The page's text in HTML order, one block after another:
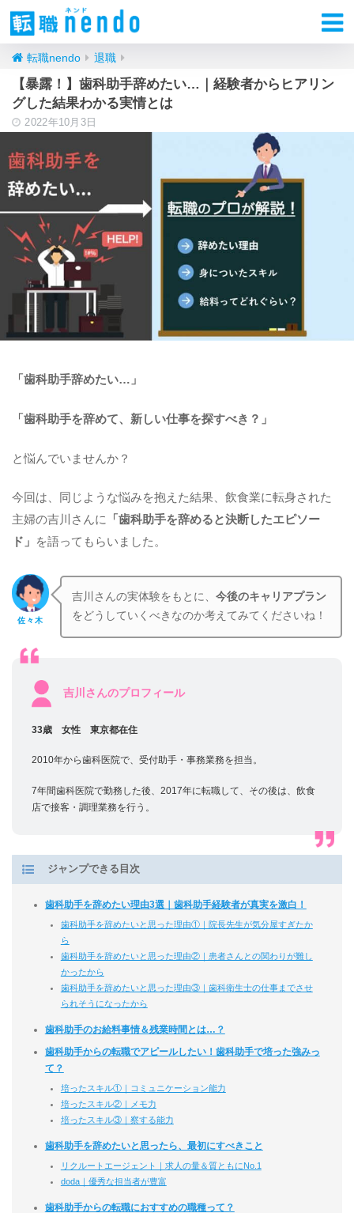
転職nendo 退職
【暴露！】歯科助手辞めたい…｜経験者からヒアリン
グした結果わかる実情とは
2022年10月3日
「歯科助手辞めたい…」
「歯科助手を辞めて、新しい仕事を探すべき？」
と悩んでいませんか？
今回は、同じような悩みを抱えた結果、飲食業に転身された
主婦の吉川さんに 「歯科助手を辞めると決断したエピソー
ド」
を語ってもらいました。
佐々木
吉川さんの実体験をもとに、今後のキャリアプラン
をどうしていくべきなのか考えてみてくださいね！
吉川さんのプロフィール
33歳 女性 東京都在住
2010年から歯科医院で、受付助手・事務業務を担当。
7年間歯科医院で勤務した後、2017年に転職して、その後は、飲食
店で接客・調理業務を行う。
ジャンプできる目次
歯科助手を辞めたい理由3選｜歯科助手経験者が真実を激白！
歯科助手を辞めたいと思った理由①｜院長先生が気分屋すぎたか
ら
歯科助手を辞めたいと思った理由②｜患者さんとの関わりが難し
かったから
歯科助手を辞めたいと思った理由③｜歯科衛生士の仕事までさせ
られそうになったから
歯科助手のお給料事情＆残業時間とは…？
歯科助手からの転職でアピールしたい！歯科助手で培った強みっ
て？
培ったスキル①｜コミュニケーション能力
培ったスキル②｜メモ力
培ったスキル③｜察する能力
歯科助手を辞めたいと思ったら、最初にすべきこと
リクルートエージェント｜求人の量＆質ともにNo.1
doda｜優秀な担当者が豊富
歯科助手からの転職におすすめの職種って？